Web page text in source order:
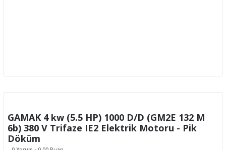
GAMAK 4 kw (5.5 HP) 1000 D/D (GM2E 132 M
6b) 380 V Trifaze IE2 Elektrik Motoru - Pik
Döküm